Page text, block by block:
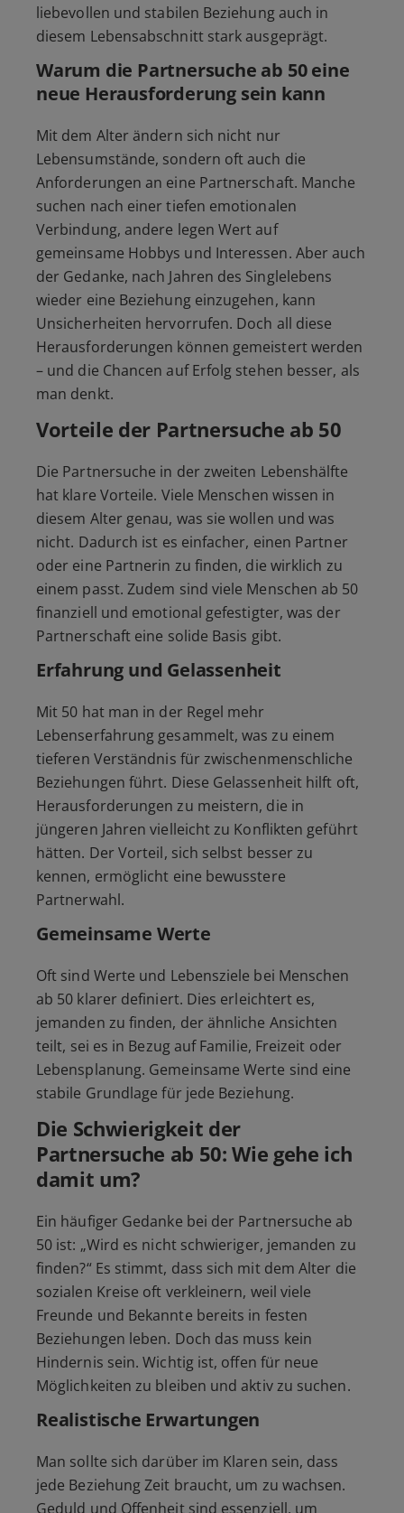
liebevollen und stabilen Beziehung auch in
diesem Lebensabschnitt stark ausgeprägt.
Warum die Partnersuche ab 50 eine
neue Herausforderung sein kann
Mit dem Alter ändern sich nicht nur
Lebensumstände, sondern oft auch die
Anforderungen an eine Partnerschaft. Manche
suchen nach einer tiefen emotionalen
Verbindung, andere legen Wert auf
gemeinsame Hobbys und Interessen. Aber auch
der Gedanke, nach Jahren des Singlelebens
wieder eine Beziehung einzugehen, kann
Unsicherheiten hervorrufen. Doch all diese
Herausforderungen können gemeistert werden
– und die Chancen auf Erfolg stehen besser, als
man denkt.
Vorteile der Partnersuche ab 50
Die Partnersuche in der zweiten Lebenshälfte
hat klare Vorteile. Viele Menschen wissen in
diesem Alter genau, was sie wollen und was
nicht. Dadurch ist es einfacher, einen Partner
oder eine Partnerin zu finden, die wirklich zu
einem passt. Zudem sind viele Menschen ab 50
finanziell und emotional gefestigter, was der
Partnerschaft eine solide Basis gibt.
Erfahrung und Gelassenheit
Mit 50 hat man in der Regel mehr
Lebenserfahrung gesammelt, was zu einem
tieferen Verständnis für zwischenmenschliche
Beziehungen führt. Diese Gelassenheit hilft oft,
Herausforderungen zu meistern, die in
jüngeren Jahren vielleicht zu Konflikten geführt
hätten. Der Vorteil, sich selbst besser zu
kennen, ermöglicht eine bewusstere
Partnerwahl.
Gemeinsame Werte
Oft sind Werte und Lebensziele bei Menschen
ab 50 klarer definiert. Dies erleichtert es,
jemanden zu finden, der ähnliche Ansichten
teilt, sei es in Bezug auf Familie, Freizeit oder
Lebensplanung. Gemeinsame Werte sind eine
stabile Grundlage für jede Beziehung.
Die Schwierigkeit der
Partnersuche ab 50: Wie gehe ich
damit um?
Ein häufiger Gedanke bei der Partnersuche ab
50 ist: „Wird es nicht schwieriger, jemanden zu
finden?“ Es stimmt, dass sich mit dem Alter die
sozialen Kreise oft verkleinern, weil viele
Freunde und Bekannte bereits in festen
Beziehungen leben. Doch das muss kein
Hindernis sein. Wichtig ist, offen für neue
Möglichkeiten zu bleiben und aktiv zu suchen.
Realistische Erwartungen
Man sollte sich darüber im Klaren sein, dass
jede Beziehung Zeit braucht, um zu wachsen.
Geduld und Offenheit sind essenziell, um